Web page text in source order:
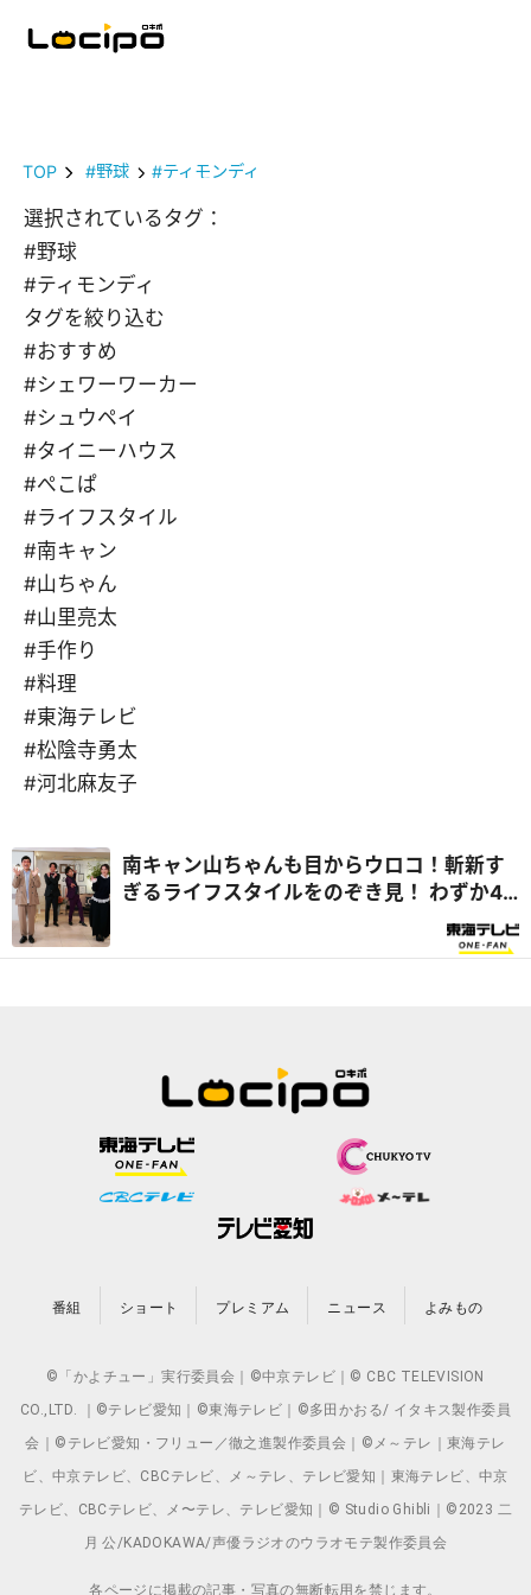
TOP #野球 #ティモンディ
選択されているタグ：
#野球
#ティモンディ
タグを絞り込む
#おすすめ
#シェワーワーカー
#シュウペイ
#タイニーハウス
#ぺこぱ
#ライフスタイル
#南キャン
#山ちゃん
#山里亮太
#手作り
#料理
#東海テレビ
#松陰寺勇太
#河北麻友子
南キャン山ちゃんも目からウロコ！斬新す
ぎるライフスタイルをのぞき見！ わずか4
坪の超狭小住宅で楽しく暮らすアイデアと
番組 ショート プレミアム ニュース よみもの
©「かよチュー」実行委員会｜©中京テレビ｜© CBC TELEVISION
CO.,LTD. ｜©テレビ愛知｜©東海テレビ｜©多田かおる/ イタキス製作委員
会｜©テレビ愛知・フリュー／徹之進製作委員会｜©メ～テレ｜東海テレ
ビ、中京テレビ、CBCテレビ、メ～テレ、テレビ愛知｜東海テレビ、中京
テレビ、CBCテレビ、メ〜テレ、テレビ愛知｜© Studio Ghibli｜©2023 二
月 公/KADOKAWA/声優ラジオのウラオモテ製作委員会
各ページに掲載の記事・写真の無断転用を禁じます。